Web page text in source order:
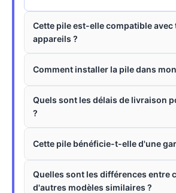
Cette pile est-elle compatible avec
appareils ?
Comment installer la pile dans
Quels sont les délais de livraison
?
Cette pile bénéficie-t-elle d'une
Quelles sont les différences entre
d'autres modèles similaires ?